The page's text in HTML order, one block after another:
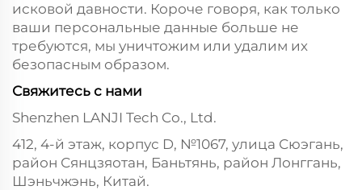
исковой давности. Короче говоря, как только
ваши персональные данные больше не
требуются, мы уничтожим или удалим их
безопасным образом.
Свяжитесь с нами
Shenzhen LANJI Tech Co., Ltd.
412, 4-й этаж, корпус D, №1067, улица Сюэгань,
район Сянцзяотан, Баньтянь, район Лонггань,
Шэньчжэнь, Китай.